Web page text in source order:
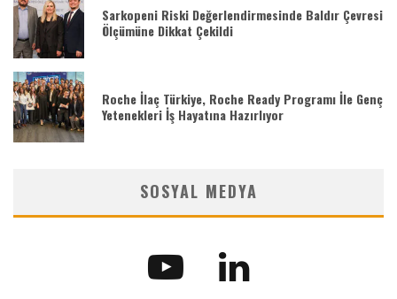
Sarkopeni Riski Değerlendirmesinde Baldır Çevresi
Ölçümüne Dikkat Çekildi
Roche İlaç Türkiye, Roche Ready Programı İle Genç
Yetenekleri İş Hayatına Hazırlıyor
SOSYAL MEDYA